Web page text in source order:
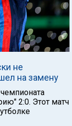
не
на замену
2:0. Этот матч